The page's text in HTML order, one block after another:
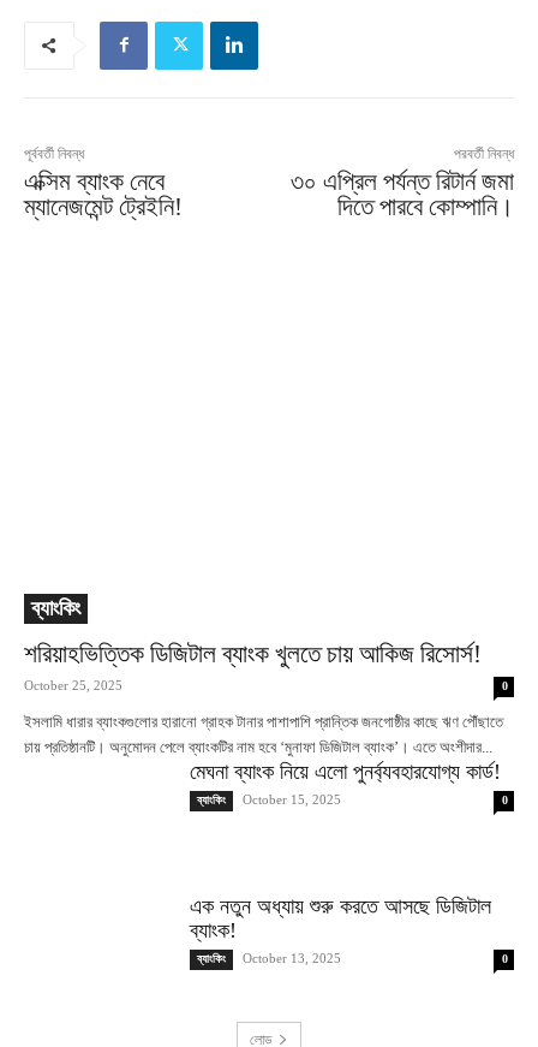
পূর্ববর্তী নিবন্ধ
এক্সিম ব্যাংক নেবে
ম্যানেজমেন্ট ট্রেইনি!
পরবর্তী নিবন্ধ
৩০ এপ্রিল পর্যন্ত রিটার্ন জমা
দিতে পারবে কোম্পানি।
ব্যাংকিং
শরিয়াহভিত্তিক ডিজিটাল ব্যাংক খুলতে চায় আকিজ রিসোর্স!
October 25, 2025 0
ইসলামি ধারার ব্যাংকগুলোর হারানো গ্রাহক টানার পাশাপাশি প্রান্তিক জনগোষ্ঠীর কাছে ঋণ পৌঁছাতে
চায় প্রতিষ্ঠানটি। অনুমোদন পেলে ব্যাংকটির নাম হবে ‘মুনাফা ডিজিটাল ব্যাংক’। এতে অংশীদার...
মেঘনা ব্যাংক নিয়ে এলো পুনর্ব্যবহারযোগ্য কার্ড!
ব্যাংকিং October 15, 2025 0
এক নতুন অধ্যায় শুরু করতে আসছে ডিজিটাল
ব্যাংক!
ব্যাংকিং October 13, 2025 0
লোড